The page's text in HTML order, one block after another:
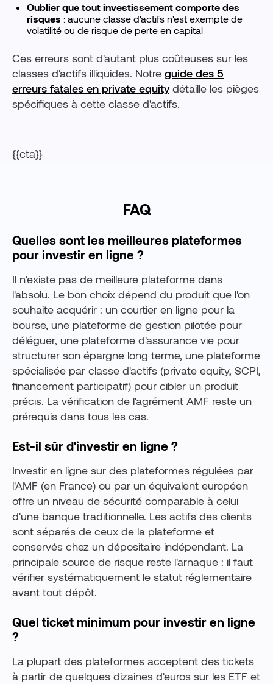
Oublier que tout investissement comporte des
risques : aucune classe d'actifs n'est exempte de
volatilité ou de risque de perte en capital
Ces erreurs sont d'autant plus coûteuses sur les
classes d'actifs illiquides. Notre guide des 5
erreurs fatales en private equity détaille les pièges
spécifiques à cette classe d'actifs.
{{cta}}
FAQ
Quelles sont les meilleures plateformes
pour investir en ligne ?
Il n'existe pas de meilleure plateforme dans
l'absolu. Le bon choix dépend du produit que l'on
souhaite acquérir : un courtier en ligne pour la
bourse, une plateforme de gestion pilotée pour
déléguer, une plateforme d'assurance vie pour
structurer son épargne long terme, une plateforme
spécialisée par classe d'actifs (private equity, SCPI,
financement participatif) pour cibler un produit
précis. La vérification de l'agrément AMF reste un
prérequis dans tous les cas.
Est-il sûr d'investir en ligne ?
Investir en ligne sur des plateformes régulées par
l'AMF (en France) ou par un équivalent européen
offre un niveau de sécurité comparable à celui
d'une banque traditionnelle. Les actifs des clients
sont séparés de ceux de la plateforme et
conservés chez un dépositaire indépendant. La
principale source de risque reste l'arnaque : il faut
vérifier systématiquement le statut réglementaire
avant tout dépôt.
Quel ticket minimum pour investir en ligne
?
La plupart des plateformes acceptent des tickets
à partir de quelques dizaines d'euros sur les ETF et